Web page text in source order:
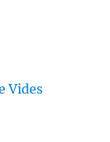
Vides